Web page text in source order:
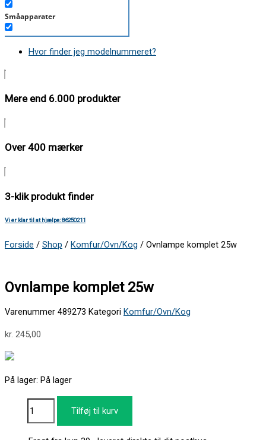
Småapparater
Støvsuger
Hvor finder jeg modelnummeret?
Mere end 6.000 produkter
Over 400 mærker
3-klik produkt finder
Vi er klar til at hjælpe: 86250211
Forside / Shop / Komfur/Ovn/Kog / Ovnlampe komplet 25w
Ovnlampe komplet 25w
Varenummer 489273 Kategori Komfur/Ovn/Kog
kr. 245,00
På lager: På lager
Tilføj til kurv